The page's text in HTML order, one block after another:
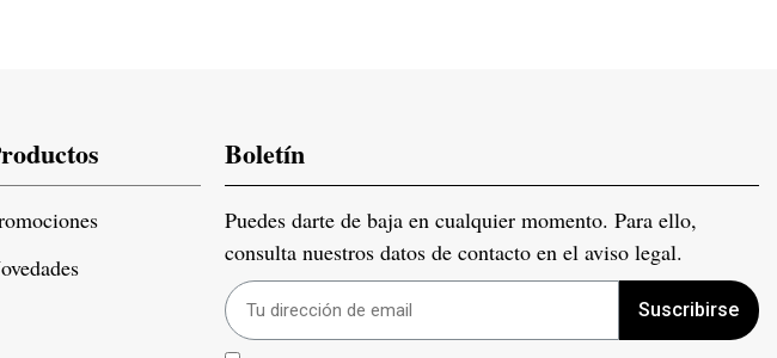
Boletín
Puedes darte de baja en cualquier momento. Para ello,
consulta nuestros datos de contacto en el aviso legal.
Suscribirse